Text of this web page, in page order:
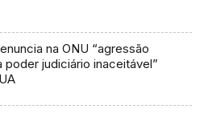
na ONU “agressão
poder judiciário inaceitável”